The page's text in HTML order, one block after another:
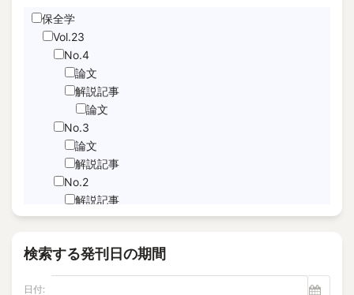
Hand Motion TracNing
immediate unfettered access
performance indicator
Sabotage Detection
Screening
Time-Series Data Analysis
サブドレン
パルスエコー法、電磁共鳴法
モニタリング
塩分除去
保全学
Vol.23
No.4
論文
解説記事
論文
No.3
論文
解説記事
No.2
解説記事
特集記事
No.1
論文
検索する発刊日の期間
日付: